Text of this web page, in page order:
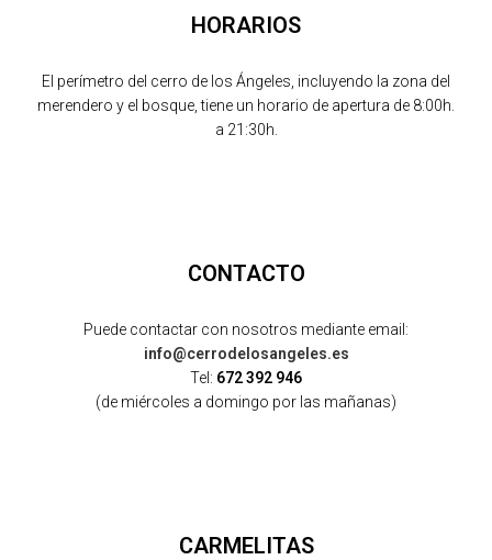
HORARIOS
El perímetro del cerro de los Ángeles, incluyendo la zona del
merendero y el bosque, tiene un horario de apertura de 8:00h.
a 21:30h.
CONTACTO
Puede contactar con nosotros mediante email:
info@cerrodelosangeles.es
Tel: 672 392 946
(de miércoles a domingo por las mañanas)
CARMELITAS